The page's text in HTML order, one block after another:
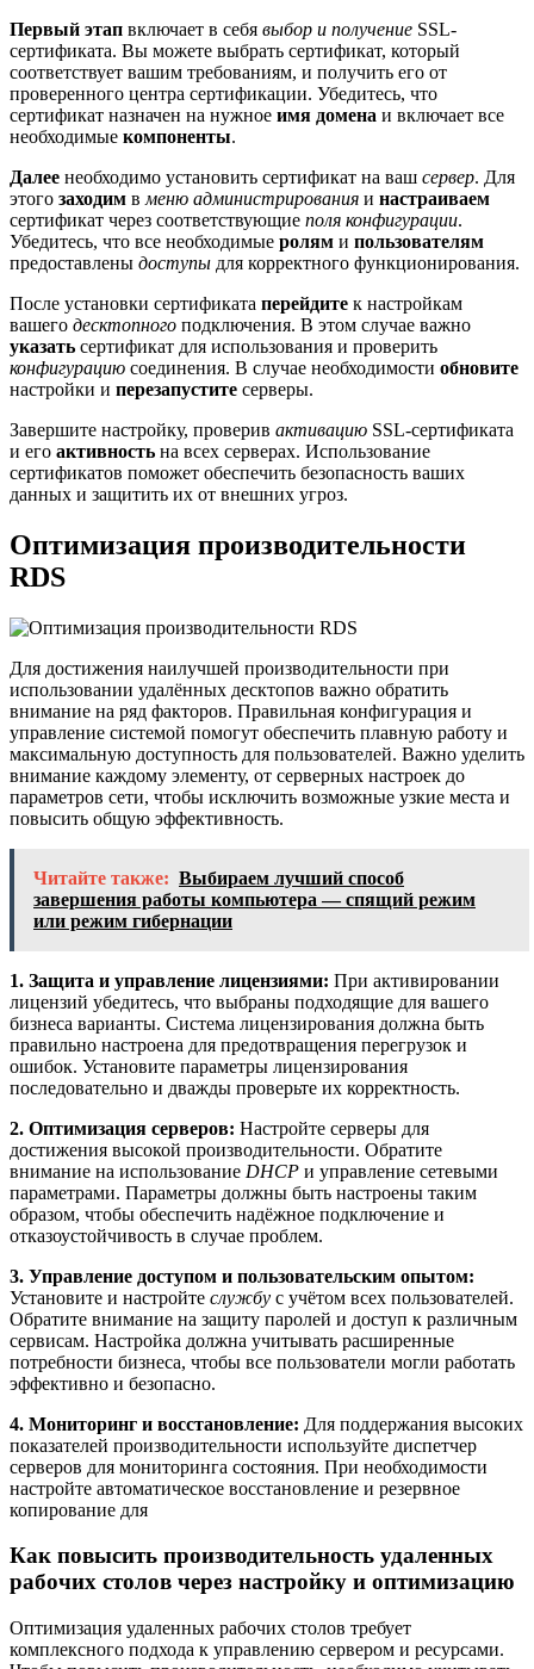
Первый этап включает в себя выбор и получение SSL-
сертификата. Вы можете выбрать сертификат, который
соответствует вашим требованиям, и получить его от
проверенного центра сертификации. Убедитесь, что
сертификат назначен на нужное имя домена и включает все
необходимые компоненты.
Далее необходимо установить сертификат на ваш сервер. Для
этого заходим в меню администрирования и настраиваем
сертификат через соответствующие поля конфигурации.
Убедитесь, что все необходимые ролям и пользователям
предоставлены доступы для корректного функционирования.
После установки сертификата перейдите к настройкам
вашего десктопного подключения. В этом случае важно
указать сертификат для использования и проверить
конфигурацию соединения. В случае необходимости обновите
настройки и перезапустите серверы.
Завершите настройку, проверив активацию SSL-сертификата
и его активность на всех серверах. Использование
сертификатов поможет обеспечить безопасность ваших
данных и защитить их от внешних угроз.
Оптимизация производительности
RDS
Для достижения наилучшей производительности при
использовании удалённых десктопов важно обратить
внимание на ряд факторов. Правильная конфигурация и
управление системой помогут обеспечить плавную работу и
максимальную доступность для пользователей. Важно уделить
внимание каждому элементу, от серверных настроек до
параметров сети, чтобы исключить возможные узкие места и
повысить общую эффективность.
Читайте также: Выбираем лучший способ
завершения работы компьютера — спящий режим
или режим гибернации
1. Защита и управление лицензиями: При активировании
лицензий убедитесь, что выбраны подходящие для вашего
бизнеса варианты. Система лицензирования должна быть
правильно настроена для предотвращения перегрузок и
ошибок. Установите параметры лицензирования
последовательно и дважды проверьте их корректность.
2. Оптимизация серверов: Настройте серверы для
достижения высокой производительности. Обратите
внимание на использование DHCP и управление сетевыми
параметрами. Параметры должны быть настроены таким
образом, чтобы обеспечить надёжное подключение и
отказоустойчивость в случае проблем.
3. Управление доступом и пользовательским опытом:
Установите и настройте службу с учётом всех пользователей.
Обратите внимание на защиту паролей и доступ к различным
сервисам. Настройка должна учитывать расширенные
потребности бизнеса, чтобы все пользователи могли работать
эффективно и безопасно.
4. Мониторинг и восстановление: Для поддержания высоких
показателей производительности используйте диспетчер
серверов для мониторинга состояния. При необходимости
настройте автоматическое восстановление и резервное
копирование для
Как повысить производительность удаленных
рабочих столов через настройку и оптимизацию
Оптимизация удаленных рабочих столов требует
комплексного подхода к управлению сервером и ресурсами.